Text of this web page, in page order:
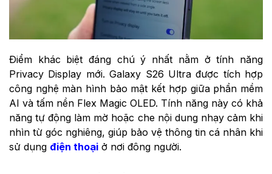
Điểm khác biệt đáng chú ý nhất nằm ở tính năng
Privacy Display mới. Galaxy S26 Ultra được tích hợp
công nghệ màn hình bảo mật kết hợp giữa phần mềm
AI và tấm nền Flex Magic OLED. Tính năng này có khả
năng tự động làm mờ hoặc che nội dung nhạy cảm khi
nhìn từ góc nghiêng, giúp bảo vệ thông tin cá nhân khi
sử dụng điện thoại ở nơi đông người.